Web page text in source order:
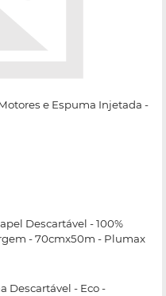
e Espuma Injetada -
Descartável - 100%
- 70cmx50m - Plumax
Descartável - Eco -